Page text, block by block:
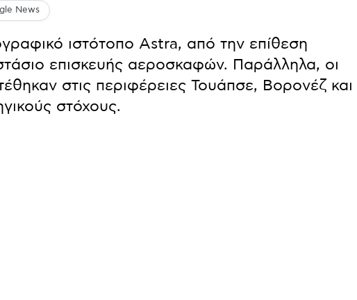
News
ιστότοπο Astra, από την επίθεση
επισκευής αεροσκαφών. Παράλληλα, οι
στις περιφέρειες Τουάπσε, Βορονέζ και
στόχους.